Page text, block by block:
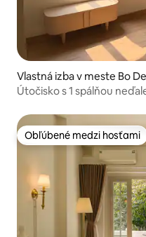
Vlastná izba v meste Bo De
Útočisko s 1 spálňou
Obľúbené medzi hosťami
Obľúbené medzi hosťami